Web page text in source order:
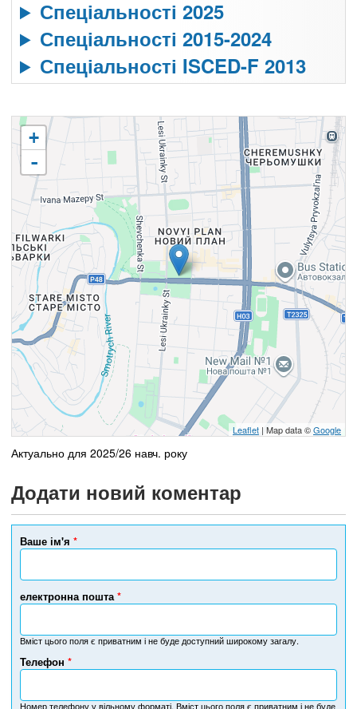
Спеціальності 2025
Спеціальності 2015-2024
Спеціальності ISCED-F 2013
+
-
Leaflet | Map data ©Google
Актуально для 2025/26 навч. року
Додати новий коментар
Ваше ім'я *
електронна пошта*
Вміст цього поля є приватним і не буде доступний широкому загалу.
Телефон *
Н
Номер телефону у вільному форматі. Вміст цього поля є приватним і не буде